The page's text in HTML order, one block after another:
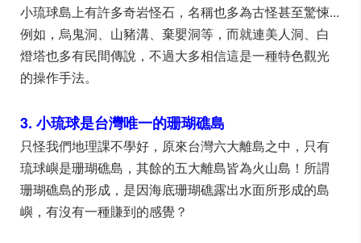
小琉球島上有許多奇岩怪石，名稱也多為古怪甚至驚悚...
例如，烏鬼洞、山豬溝、棄嬰洞等，而就連美人洞、白
燈塔也多有民間傳說，不過大多相信這是一種特色觀光
的操作手法。
3. 小琉球是台灣唯一的珊瑚礁島
只怪我們地理課不學好，原來台灣六大離島之中，只有
琉球嶼是珊瑚礁島，其餘的五大離島皆為火山島！所謂
珊瑚礁島的形成，是因海底珊瑚礁露出水面所形成的島
嶼，有沒有一種賺到的感覺？